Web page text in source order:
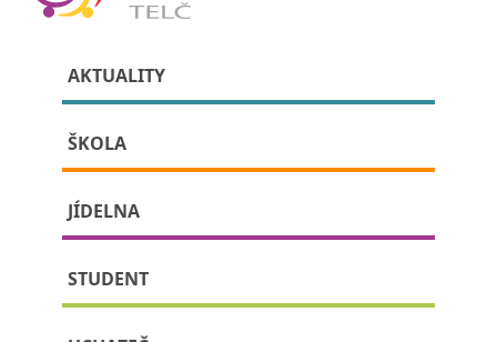
AKTUALITY
ŠKOLA
JÍDELNA
STUDENT
» » detail příspěvku:
Literární exkurze Petrkov